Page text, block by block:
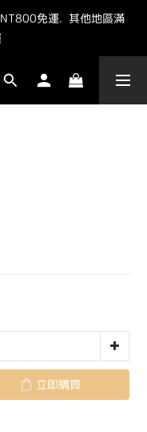
抽獎資訊
免運.  其他地區滿
抽獎資訊
立即購買